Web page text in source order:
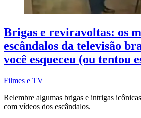
Brigas e reviravoltas: os
escândalos da televisão
você esqueceu (ou tentou
Filmes e TV
Relembre algumas brigas e intrigas
com vídeos dos escândalos.